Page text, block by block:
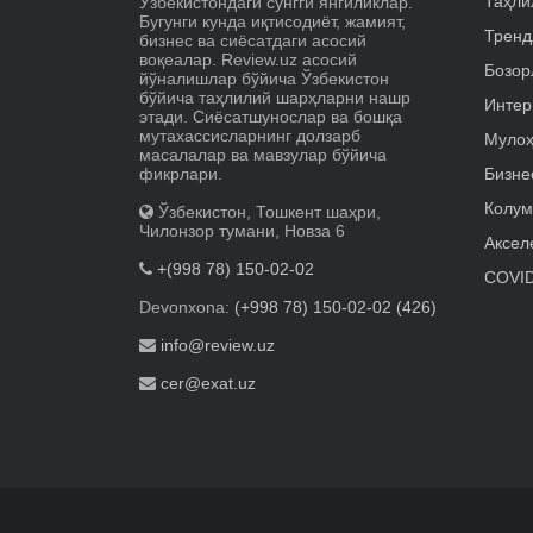
Бугунги кунда иқтисодиёт, жамият,
бизнес ва сиёсатдаги асосий
воқеалар. Review.uz асосий
йўналишлар бўйича Ўзбекистон
бўйича таҳлилий шарҳларни нашр
этади. Сиёсатшунослар ва бошқа
мутахассисларнинг долзарб
масалалар ва мавзулар бўйича
фикрлари.
Ўзбекистон, Тошкент шаҳри,
Чилонзор тумани, Новза 6
+(998 78) 150-02-02
Devonxona: (+998 78) 150-02-02 (426)
info@review.uz
cer@exat.uz